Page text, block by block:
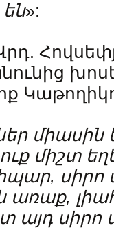
»:
միասին
միշտ
սիրո
այդ սիրո